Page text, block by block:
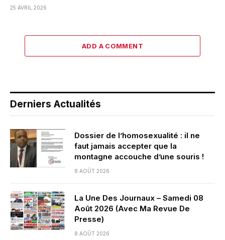
25 AVRIL 2026
ADD A COMMENT
Derniers Actualités
Dossier de l’homosexualité : il ne
faut jamais accepter que la
montagne accouche d’une souris !
8 AOÛT 2026
La Une Des Journaux – Samedi 08
Août 2026 (Avec Ma Revue De
Presse)
8 AOÛT 2026